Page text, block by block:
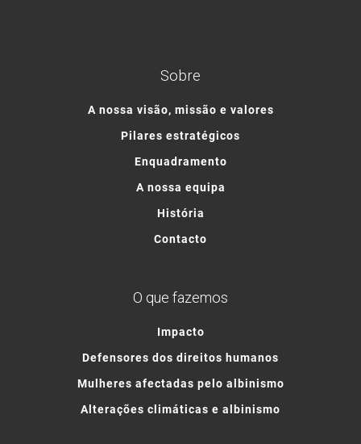
Sobre
A nossa visão, missão e valores
Pilares estratégicos
Enquadramento
A nossa equipa
História
Contacto
O que fazemos
Impacto
Defensores dos direitos humanos
Mulheres afectadas pelo albinismo
Alterações climáticas e albinismo